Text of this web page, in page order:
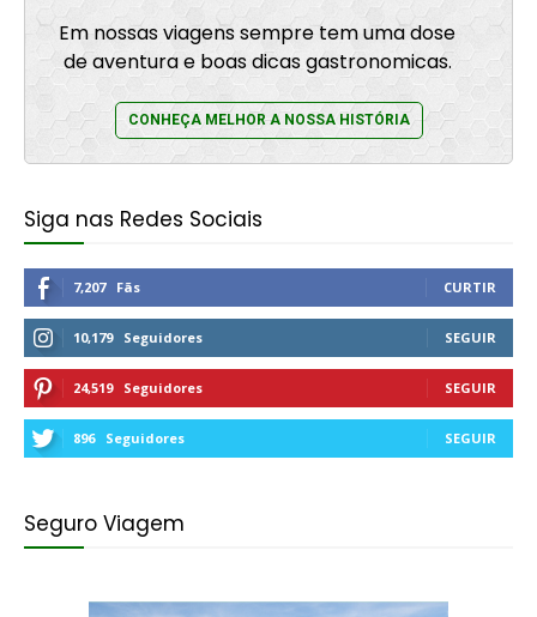
Em nossas viagens sempre tem uma dose
de aventura e boas dicas gastronomicas.
CONHEÇA MELHOR A NOSSA HISTÓRIA
Siga nas Redes Sociais
7,207 Fãs CURTIR
10,179 Seguidores SEGUIR
24,519 Seguidores SEGUIR
896 Seguidores SEGUIR
Seguro Viagem